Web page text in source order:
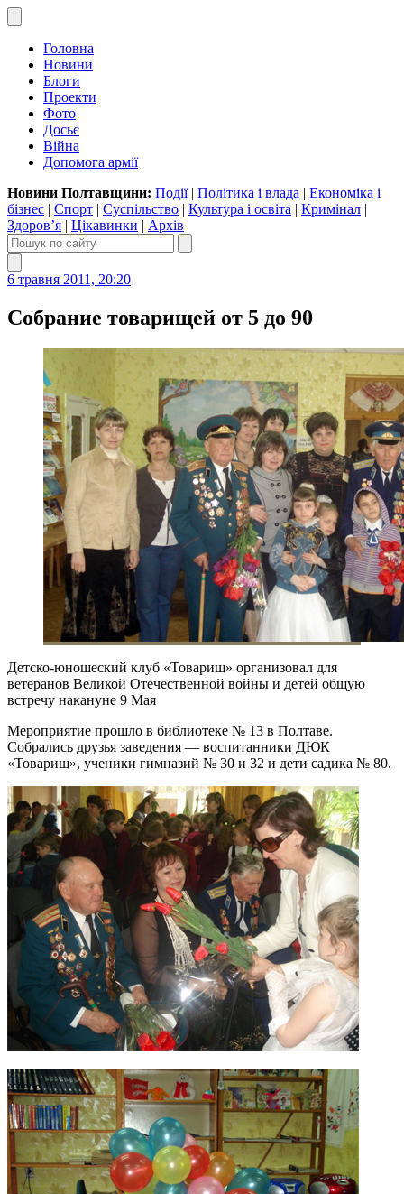
Головна
Новини
Блоги
Проекти
Фото
Досьє
Війна
Допомога армії
Новини Полтавщини: Події| Політика і влада | Економіка і
бізнес | Спорт | Суспільство | Культура і освіта | Кримінал |
Здоров’я | Цікавинки | Архів
6 травня 2011, 20:20
Собрание товарищей от 5 до 90
Детско-юношеский клуб «Товарищ» организовал для
ветеранов Великой Отечественной войны и детей общую
встречу накануне 9 Мая
Мероприятие прошло в библиотеке № 13 в Полтаве.
Собрались друзья заведения — воспитанники ДЮК
«Товарищ», ученики гимназий № 30 и 32 и дети садика № 80.